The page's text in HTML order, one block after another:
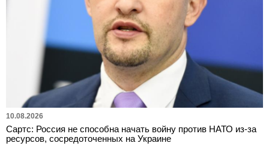
10.08.2026
Сартс: Россия не способна начать войну против НАТО из-за
ресурсов, сосредоточенных на Украине